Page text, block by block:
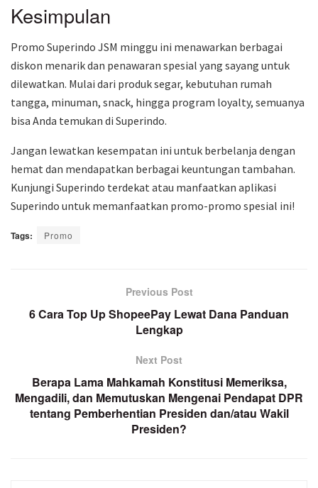
Kesimpulan
Promo Superindo JSM minggu ini menawarkan berbagai
diskon menarik dan penawaran spesial yang sayang untuk
dilewatkan. Mulai dari produk segar, kebutuhan rumah
tangga, minuman, snack, hingga program loyalty, semuanya
bisa Anda temukan di Superindo.
Jangan lewatkan kesempatan ini untuk berbelanja dengan
hemat dan mendapatkan berbagai keuntungan tambahan.
Kunjungi Superindo terdekat atau manfaatkan aplikasi
Superindo untuk memanfaatkan promo-promo spesial ini!
Tags: Promo
Previous Post
6 Cara Top Up ShopeePay Lewat Dana Panduan
Lengkap
Next Post
Berapa Lama Mahkamah Konstitusi Memeriksa,
Mengadili, dan Memutuskan Mengenai Pendapat DPR
tentang Pemberhentian Presiden dan/atau Wakil
Presiden?